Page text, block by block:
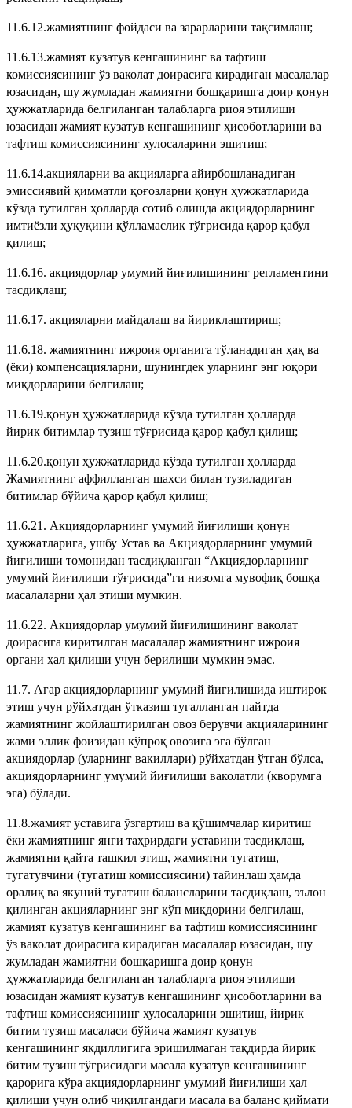
11.6.12.жамиятнинг фойдаси ва зарарларини тақсимлаш;
11.6.13.жамият кузатув кенгашининг ва тафтиш
комиссиясининг ўз ваколат доирасига кирадиган масалалар
юзасидан, шу жумладан жамиятни бошқаришга доир қонун
ҳужжатларида белгиланган талабларга риоя этилиши
юзасидан жамият кузатув кенгашининг ҳисоботларини ва
тафтиш комиссиясининг хулосаларини эшитиш;
11.6.14.акцияларни ва акцияларга айирбошланадиган
эмиссиявий қимматли қоғозларни қонун ҳужжатларида
кўзда тутилган ҳолларда сотиб олишда акциядорларнинг
имтиёзли ҳуқуқини қўлламаслик тўғрисида қарор қабул
қилиш;
11.6.16. акциядорлар умумий йиғилишининг регламентини
тасдиқлаш;
11.6.17. акцияларни майдалаш ва йириклаштириш;
11.6.18. жамиятнинг ижроия органига тўланадиган ҳақ ва
(ёки) компенсацияларни, шунингдек уларнинг энг юқори
миқдорларини белгилаш;
11.6.19.қонун ҳужжатларида кўзда тутилган ҳолларда
йирик битимлар тузиш тўғрисида қарор қабул қилиш;
11.6.20.қонун ҳужжатларида кўзда тутилган ҳолларда
Жамиятнинг аффилланган шахси билан тузиладиган
битимлар бўйича қарор қабул қилиш;
11.6.21. Акциядорларнинг умумий йиғилиши қонун
ҳужжатларига, ушбу Устав ва Акциядорларнинг умумий
йиғилиши томонидан тасдиқланган “Акциядорларнинг
умумий йиғилиши тўғрисида”ги низомга мувофиқ бошқа
масалаларни ҳал этиши мумкин.
11.6.22. Акциядорлар умумий йиғилишининг ваколат
доирасига киритилган масалалар жамиятнинг ижроия
органи ҳал қилиши учун берилиши мумкин эмас.
11.7. Агар акциядорларнинг умумий йиғилишида иштирок
этиш учун рўйхатдан ўтказиш тугалланган пайтда
жамиятнинг жойлаштирилган овоз берувчи акцияларининг
жами эллик фоизидан кўпроқ овозига эга бўлган
акциядорлар (уларнинг вакиллари) рўйхатдан ўтган бўлса,
акциядорларнинг умумий йиғилиши ваколатли (кворумга
эга) бўлади.
11.8.жамият уставига ўзгартиш ва қўшимчалар киритиш
ёки жамиятнинг янги таҳрирдаги уставини тасдиқлаш,
жамиятни қайта ташкил этиш, жамиятни тугатиш,
тугатувчини (тугатиш комиссиясини) тайинлаш ҳамда
оралиқ ва якуний тугатиш балансларини тасдиқлаш, эълон
қилинган акцияларнинг энг кўп миқдорини белгилаш,
жамият кузатув кенгашининг ва тафтиш комиссиясининг
ўз ваколат доирасига кирадиган масалалар юзасидан, шу
жумладан жамиятни бошқаришга доир қонун
ҳужжатларида белгиланган талабларга риоя этилиши
юзасидан жамият кузатув кенгашининг ҳисоботларини ва
тафтиш комиссиясининг хулосаларини эшитиш, йирик
битим тузиш масаласи бўйича жамият кузатув
кенгашининг якдиллигига эришилмаган тақдирда йирик
битим тузиш тўғрисидаги масала кузатув кенгашининг
қарорига кўра акциядорларнинг умумий йиғилиши ҳал
қилиши учун олиб чиқилгандаги масала ва баланс қиймати